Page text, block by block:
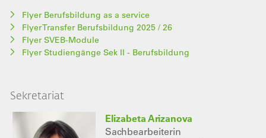
Flyer Berufsbildung as a service
Flyer Transfer Berufsbildung 2025 / 26
Flyer SVEB-Module
Flyer Studiengänge Sek II - Berufsbildung
Sekretariat
Elizabeta Arizanova
Sachbearbeiterin